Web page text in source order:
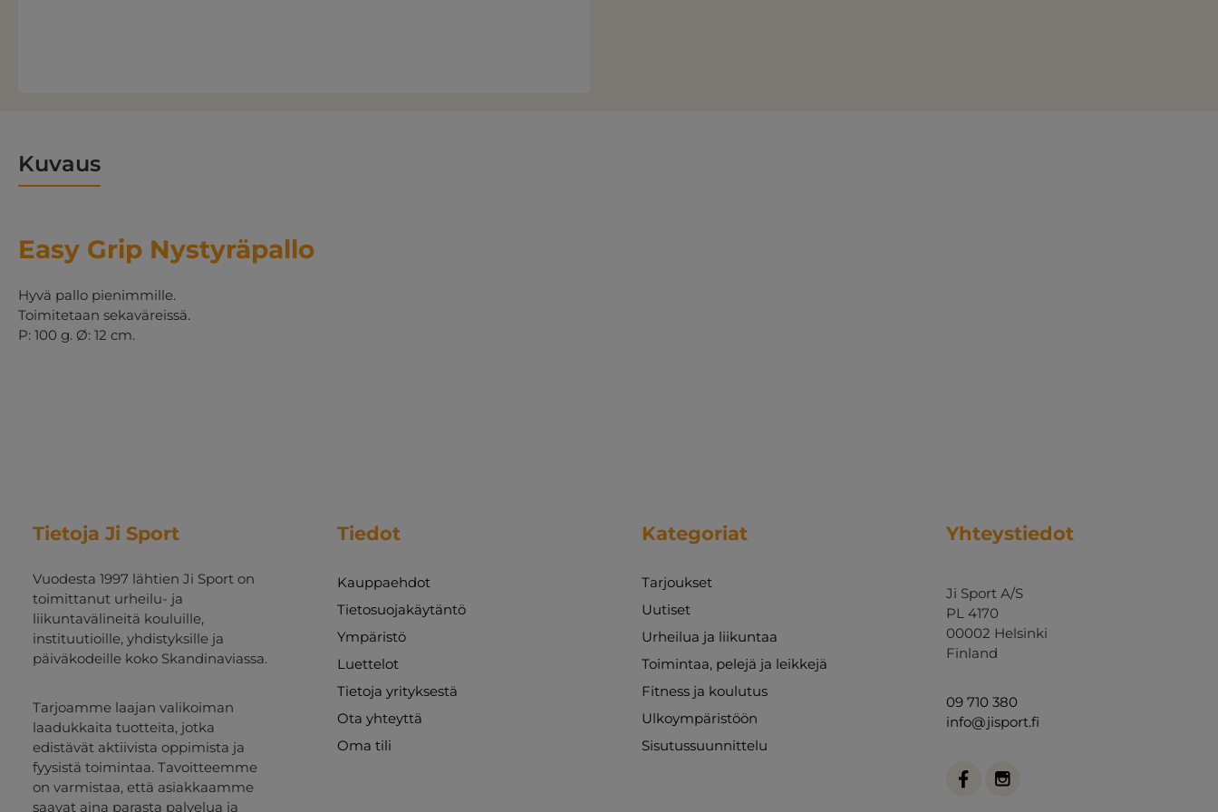
Kuvaus
Easy Grip Nystyräpallo
Hyvä pallo pienimmille.
Toimitetaan sekaväreissä.
P: 100 g. Ø: 12 cm.
Tietoja Ji Sport
Vuodesta 1997 lähtien Ji Sport on
toimittanut urheilu- ja
liikuntavälineitä kouluille,
instituutioille, yhdistyksille ja
päiväkodeille koko Skandinaviassa.
Tarjoamme laajan valikoiman
laadukkaita tuotteita, jotka
edistävät aktiivista oppimista ja
fyysistä toimintaa. Tavoitteemme
on varmistaa, että asiakkaamme
saavat aina parasta palvelua ja
Tiedot
Kauppaehdot
Tietosuojakäytäntö
Ympäristö
Luettelot
Tietoja yrityksestä
Ota yhteyttä
Oma tili
Kategoriat
Tarjoukset
Uutiset
Urheilua ja liikuntaa
Toimintaa, pelejä ja leikkejä
Fitness ja koulutus
Ulkoympäristöön
Sisutussuunnittelu
Yhteystiedot
Ji Sport A/S
PL 4170
00002 Helsinki
Finland
09 710 380
info@jisport.fi